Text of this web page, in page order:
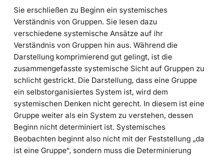
Sie erschließen zu Beginn ein systemisches
Verständnis von Gruppen. Sie lesen dazu
verschiedene systemische Ansätze auf ihr
Verständnis von Gruppen hin aus. Während die
Darstellung komprimierend gut gelingt, ist die
zusammengefasste systemische Sicht auf Gruppen zu
schlicht gestrickt. Die Darstellung, dass eine Gruppe
ein selbstorganisiertes System ist, wird dem
systemischen Denken nicht gerecht. In diesem ist eine
Gruppe weiter als ein System zu verstehen, dessen
Beginn nicht determiniert ist. Systemisches
Beobachten beginnt also nicht mit der Feststellung „da
ist eine Gruppe“, sondern muss die Determinierung